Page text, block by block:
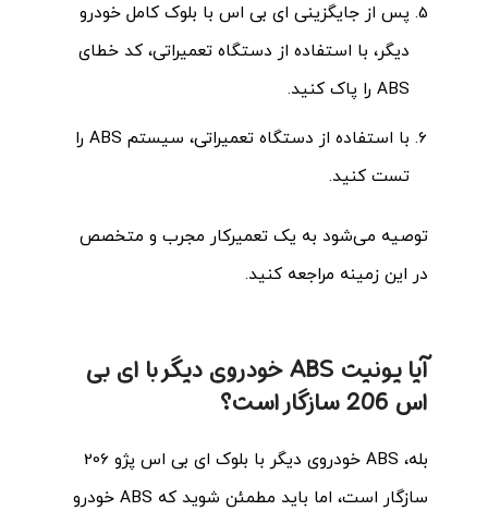
پس از جایگزینی ای بی اس با بلوک کامل خودرو
دیگر، با استفاده از دستگاه تعمیراتی، کد خطای
ABS را پاک کنید.
با استفاده از دستگاه تعمیراتی، سیستم ABS را
تست کنید.
توصیه می‌شود به یک تعمیرکار مجرب و متخصص
در این زمینه مراجعه کنید.
آیا یونیت ABS خودروی دیگر با ای بی
اس 206 سازگار است؟
بله، ABS خودروی دیگر با بلوک ای بی اس پژو 206
سازگار است، اما باید مطمئن شوید که ABS خودرو